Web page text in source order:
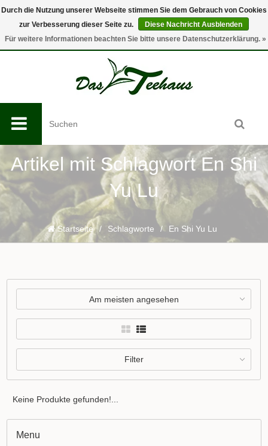
0
Artikel mit Schlagwort En Shi
Yu Lu
Startseite / Schlagworte / En Shi Yu Lu
Am meisten angesehen
Filter
Keine Produkte gefunden!...
Menu
Durch die Nutzung unserer Webseite stimmen Sie dem Gebrauch von Cookies
zur Verbesserung dieser Seite zu.
Diese Nachricht Ausblenden
Für weitere Informationen beachten Sie bitte unsere Datenschutzerklärung. »